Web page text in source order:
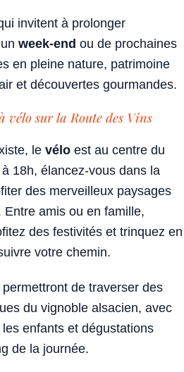
invitent à prolonger
week-end ou de prochaines
en pleine nature, patrimoine
et découvertes gourmandes.
vélo sur la Route des Vins
le vélo est au centre du
18h, élancez-vous dans la
des merveilleux paysages
amis ou en famille,
des festivités et trinquez en
votre chemin.
de traverser des
du vignoble alsacien, avec
enfants et dégustations
de la journée.